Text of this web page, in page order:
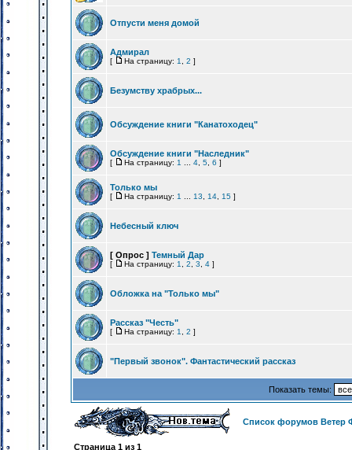
Отпусти меня домой
Адмирал
[ На страницу: 1 2 ]
Безумству храбрых...
Обсуждение книги "Канатоходец"
Обсуждение книги "Наследник"
[ На страницу: 1 4 5 6 ]
Только мы
[ На страницу: 1 13 14 15 ]
Небесный ключ
[ Опрос ] Темный Дар
[ На страницу: 1 2 3 4 ]
Обложка на "Только мы"
Рассказ "Честь"
[ На страницу: 1 2 ]
"Первый звонок". Фантастический рассказ
Показать темы:
Список форумов Ветер
Страница 1 из 1